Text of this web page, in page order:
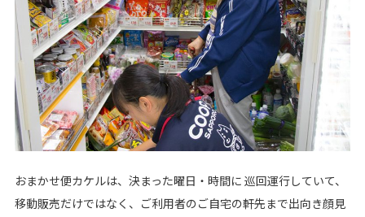
おまかせ便カケルは、決まった曜日・時間に 巡回運行していて、
移動販売だけではなく、ご利用者のご自宅の軒先まで出向き顔見